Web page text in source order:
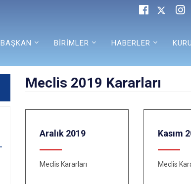
BAŞKAN BİRİMLER HABERLER
Meclis 2019 Kararları
Aralık 2019
Meclis Kararları
Kasım
Meclis